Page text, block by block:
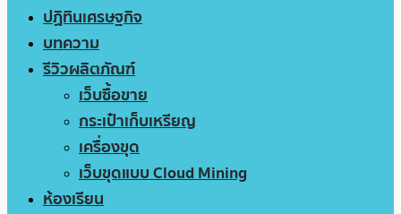
ปฏิทินเศรษฐกิจ
บทความ
รีวิวผลิตภัณฑ์
เว็บซื้อขาย
กระเป๋าเก็บเหรียญ
เครื่องขุด
เว็บขุดแบบ Cloud Mining
ห้องเรียน